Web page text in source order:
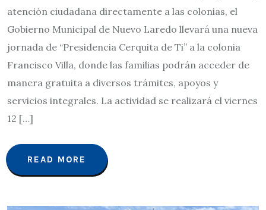
atención ciudadana directamente a las colonias, el
Gobierno Municipal de Nuevo Laredo llevará una nueva
jornada de “Presidencia Cerquita de Ti” a la colonia
Francisco Villa, donde las familias podrán acceder de
manera gratuita a diversos trámites, apoyos y
servicios integrales. La actividad se realizará el viernes
12 […]
READ MORE